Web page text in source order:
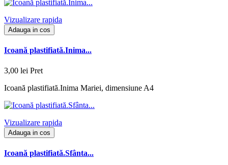
Vizualizare rapida
Adauga in cos
Icoană plastifiată.Inima...
3,00 lei Pret
Icoană plastifiată.Inima Mariei, dimensiune A4
Vizualizare rapida
Adauga in cos
Icoană plastifiată.Sfânta...